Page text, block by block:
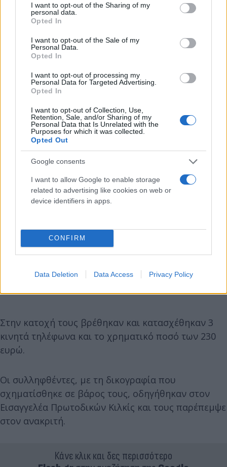
not limited to your visit or usage behaviour. You may click to
grant or deny consent to Google and its third-party tags to
use your data for below specified purposes in below Google
consent section.
I want to opt-out of the Sharing of my
personal data.
Opted In
I want to opt-out of the Sale of my
Personal Data.
Opted In
I want to opt-out of processing my
Personal Data for Targeted Advertising.
Opted In
I want to opt-out of Collection, Use,
Retention, Sale, and/or Sharing of my
Personal Data that Is Unrelated with the
Purposes for which it was collected.
Opted Out
Google consents
I want to allow Google to enable storage
related to advertising like cookies on web or
device identifiers in apps.
CONFIRM
Data Deletion Data Access Privacy Policy
Στην κατοχή τους βρέθηκαν και κατασχέθηκαν 3
κινητά τηλέφωνα και το χρηματικό ποσό των 230
ευρώ.
Οι συλληφθέντες, με τη δικογραφία που
σχηματίσθηκε σε βάρος τους, οδηγήθηκαν στον
Εισαγγελέα Πρωτοδικών Κιλκίς και τους παρέπεμψε
στον ανακριτή.
Κάνε κλικ και δες περισσότερο